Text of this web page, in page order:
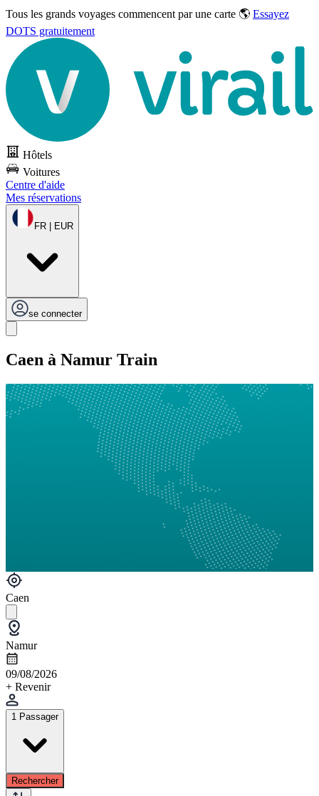
Tous les grands voyages commencent par une carte 🌎 Essayez
DOTS gratuitement
Hôtels
Voitures
Centre d'aide
Mes réservations
FR | EUR
se connecter
Caen à Namur Train
Caen
Namur
09/08/2026
+ Revenir
1 Passager
Rechercher